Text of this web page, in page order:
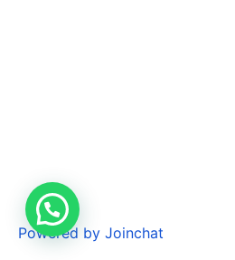
Powered by Joinchat